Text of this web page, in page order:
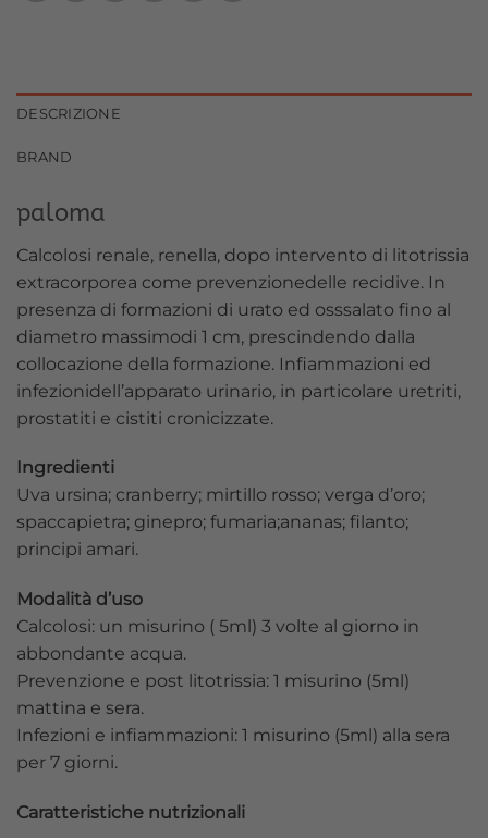
DESCRIZIONE
BRAND
paloma
Calcolosi renale, renella, dopo intervento di litotrissia
extracorporea come prevenzionedelle recidive. In
presenza di formazioni di urato ed osssalato fino al
diametro massimodi 1 cm, prescindendo dalla
collocazione della formazione. Infiammazioni ed
infezionidell’apparato urinario, in particolare uretriti,
prostatiti e cistiti cronicizzate.
Ingredienti
Uva ursina; cranberry; mirtillo rosso; verga d’oro;
spaccapietra; ginepro; fumaria;ananas; filanto;
principi amari.
Modalità d’uso
Calcolosi: un misurino ( 5ml) 3 volte al giorno in
abbondante acqua.
Prevenzione e post litotrissia: 1 misurino (5ml)
mattina e sera.
Infezioni e infiammazioni: 1 misurino (5ml) alla sera
per 7 giorni.
Caratteristiche nutrizionali